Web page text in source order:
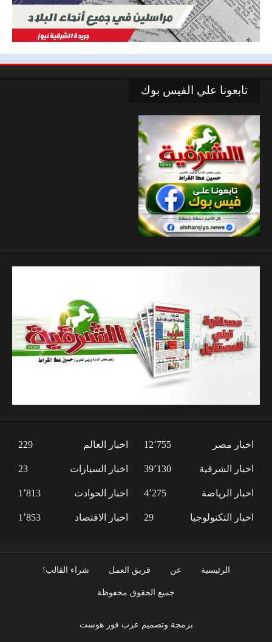
تابعونا علي الفيس بوك
اخبار مصر 12٬755 اخبار العالم 229
اخبار الشرقية 39٬130 اخبار السيارات 23
اخبار الرياضة 4٬275 اخبار الحوادث 1٬813
اخبار التكنولوجيا 29 اخبار الاقتصاد 1٬853
الرئيسية عن فريق العمل شراء القالب!
جميع الحقوق محفوظة
برمجة وتصميم عرب فور هوست